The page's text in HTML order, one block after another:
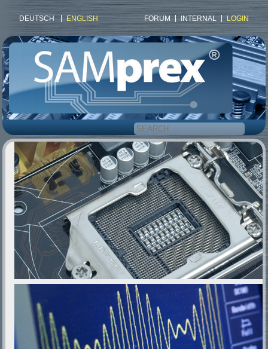
DEUTSCH ENGLISH FORUM INTERNAL LOGIN